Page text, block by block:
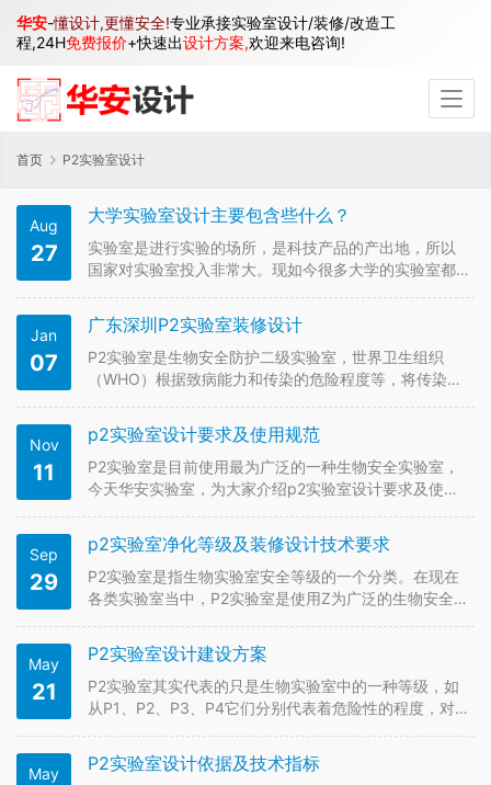
首页 P2实验室设计
Aug
27
大学实验室设计主要包含些什么？
实验室是进行实验的场所，是科技产品的产出地，所以
国家对实验室投入非常大。现如今很多大学的实验室都
纪，各类物理实验室如雨后春笋，研究工作广泛开展。
可以说，实验室是科学的摇篮，是科学研究的基地。大
学实验室设计的重要性至关重要，大学…
Jan
07
广东深圳P2实验室装修设计
P2实验室是生物安全防护二级实验室，世界卫生组织
（WHO）根据致病能力和传染的危险程度等，将传染性
也分为4级（一般称为P1、P2、P3、P4实验室），1级
最低，4级最高。 实验室装修吊顶及围护隔断均采用聚
苯乙烯夹心彩钢板，…
Nov
11
p2实验室设计要求及使用规范
P2实验室是目前使用最为广泛的一种生物安全实验室，
今天华安实验室，为大家介绍p2实验室设计要求及使用
在P2实验室设计上，要遵守的规范主要体现在3方面，
即：技术指标的确定、建筑结构与设计要求、空调通风
和净化。 1.技术指…
Sep
29
p2实验室净化等级及装修设计技术要求
P2实验室是指生物实验室安全等级的一个分类。在现在
各类实验室当中，P2实验室是使用Z为广泛的生物安全等
计技术要求。 一、主要技术指标的确定 BLS-2 实验室主
要用于初级卫生服务、诊断和研究，其实验对象的危害
等级为Ⅱ级（中…
May
21
P2实验室设计建设方案
P2实验室其实代表的只是生物实验室中的一种等级，如
从P1、P2、P3、P4它们分别代表着危险性的程度，对
能满足一般的实验环境，建设起来是较多的，下面华安
结合以往实验室装修设计经验分享下P2实验室建设整体
May P2实验室设计依据及技术指标
华安-懂设计,更懂安全!专业承接实验室设计/装修/改造工
程,24H免费报价+快速出设计方案,欢迎来电咨询!